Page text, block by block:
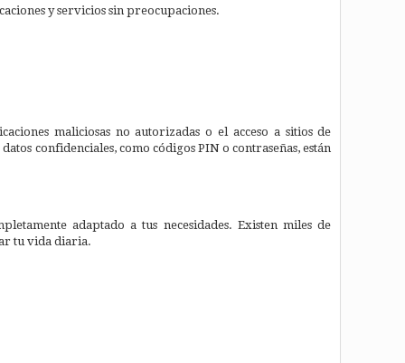
y servicios sin preocupaciones.
maliciosas no autorizadas o el acceso a sitios de
confidenciales, como códigos PIN o contraseñas, están
adaptado a tus necesidades. Existen miles de
tu vida diaria.